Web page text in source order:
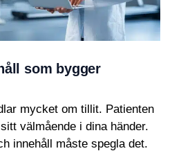
som bygger
mycket om tillit. Patienten
välmående i dina händer.
innehåll måste spegla det.